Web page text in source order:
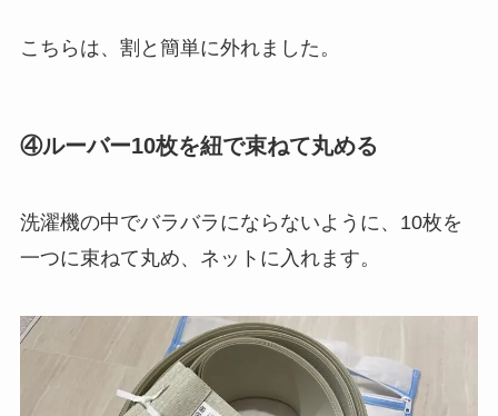
こちらは、割と簡単に外れました。
④ルーバー10枚を紐で束ねて丸める
洗濯機の中でバラバラにならないように、10枚を
一つに束ねて丸め、ネットに入れます。